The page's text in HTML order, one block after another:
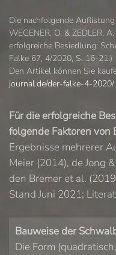
Die nachfolgende
WEGENER, O. & ZEDLER,
erfolgreiche Besiedlung:
Falke 67, 4/2020, S. 16-21.)
Den Artikel können Sie
journal.de/der-falke-4-2020/
Für die erfolgreiche
folgende Faktoren von
Ergebnisse mehrerer
Meier (2014), de Jong
den Bremer et al.
Stand Juni 2021;
Bauweise der
Die Form